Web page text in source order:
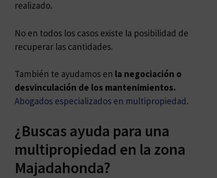
realizado.
No en todos los casos existe la posibilidad de
recuperar las cantidades.
También te ayudamos en la negociación o
desvinculación de los mantenimientos.
Abogados especializados en multipropiedad.
¿Buscas ayuda para una
multipropiedad en la zona
Majadahonda?